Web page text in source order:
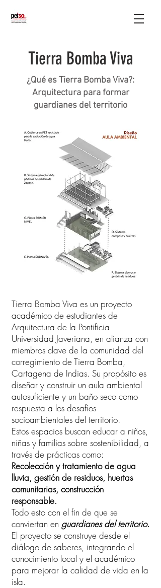
Tierra Bomba Viva
¿Qué es Tierra Bomba Viva?:
Arquitectura para formar
guardianes del territorio
Tierra Bomba Viva es un proyecto
académico de estudiantes de
Arquitectura de la Pontificia
Universidad Javeriana, en alianza con
miembros clave de la comunidad del
corregimiento de Tierra Bomba,
Cartagena de Indias. Su propósito es
diseñar y construir un aula ambiental
autosuficiente y un baño seco como
respuesta a los desafíos
socioambientales del territorio.
Estos espacios buscan educar a niños,
niñas y familias sobre sostenibilidad, a
través de prácticas como:
Recolección y tratamiento de agua
lluvia, gestión de residuos, huertas
comunitarias, construcción
responsable.
Todo esto con el fin de que se
conviertan en guardianes del territorio.
El proyecto se construye desde el
diálogo de saberes, integrando el
conocimiento local y el académico
para mejorar la calidad de vida en la
isla.